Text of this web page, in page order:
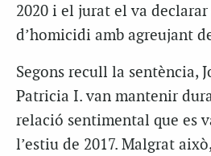
2020 i el jurat el va
d’homicidi amb agreujant
Segons recull la sentència,
Patricia I. van mantenir
relació sentimental que es
l’estiu de 2017. Malgrat